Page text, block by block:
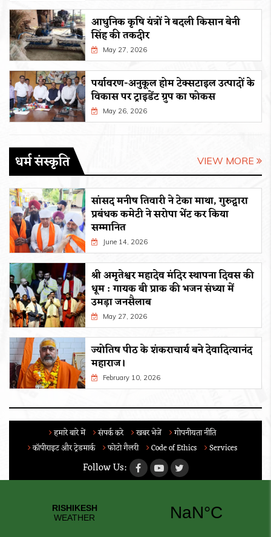
आधुनिक कृषि यंत्रों ने बदली किसान बेनी
सिंह की तकदीर
May 27, 2026
पर्यावरण-अनुकूल होम टेक्सटाइल उत्पादों के
विकास पर ट्राइडेंट ग्रुप का फोकस
May 26, 2026
धर्म संस्कृति VIEW MORE
सांसद मनीष तिवारी ने टेका माथा, गुरुद्वारा
प्रबंधक कमेटी ने सरोपा भेंट कर किया
सम्मानित
June 14, 2026
श्री अमृतेश्वर महादेव मंदिर स्थापना दिवस की
धूम : गायक बी प्राक की भजन संध्या में
उमड़ा जनसैलाब
May 27, 2026
ज्योतिष पीठ के शंकराचार्य बने देवादित्यानंद
महाराज।
February 10, 2026
हमारे बारे में संपर्क करे खबर भेजें
गोपनीयता नीति
कॉपीराइट और ट्रेडमार्क
फोटो गैलरी Code of Ethics Services
Follow Us: